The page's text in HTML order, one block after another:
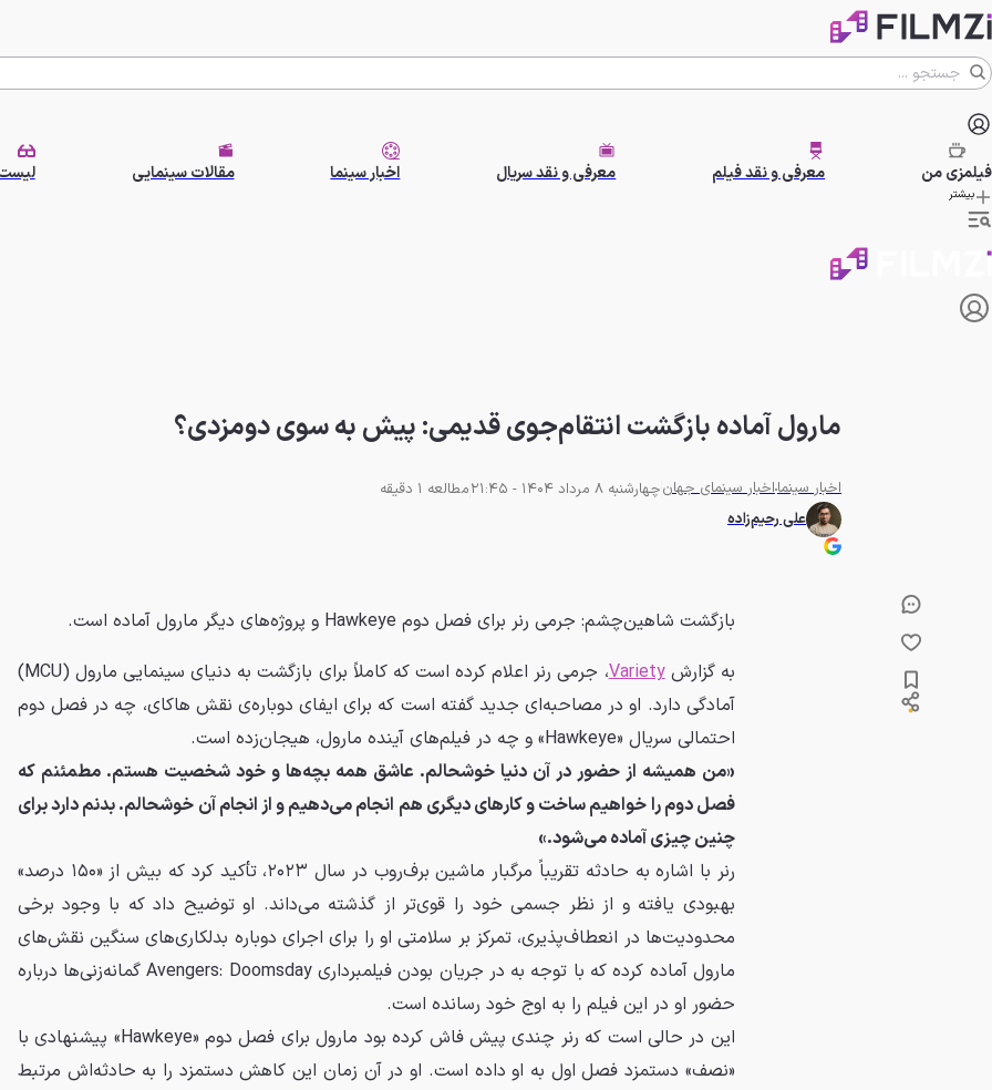
فیلمزیمن معرفی و نقد فیلم معرفی و نقد سریال اخبار سینما مقالات سینمایی
بیشتر
مارول آماده بازگشت انتقام‌جوی قدیمی: پیش به سوی دومزدی؟
اخبار سینمااخبار سینمای جهانچهارشنبه 8 مرداد 1404 - 21:45
مطالعه 1 دقیقه
علی رحیم‌زاده
بازگشت شاهین‌چشم: جرمی رنر برای فصل دوم Hawkeye و پروژه‌های دیگر مارول آماده است.
به گزارشVariety
، جرمی رنر اعلام کرده است که کاملاً برای بازگشت به دنیای سینمایی مارول (MCU)
آمادگی دارد. او در مصاحبه‌ای جدید گفته است که برای ایفای دوباره‌ی نقش هاکای، چه در فصل دوم
احتمالی سریال «Hawkeye» و چه در فیلم‌های آینده مارول، هیجان‌زده است.
«من همیشه از حضور در آن دنیا خوشحالم. عاشق همه بچه‌ها و خود شخصیت هستم. مطمئنم که
فصل دوم را خواهیم ساخت و کارهای دیگری هم انجام می‌دهیم و از انجام آن خوشحالم. بدنم دارد برای
چنین چیزی آماده می‌شود.»
رنر با اشاره به حادثه تقریباً مرگبار ماشین برف‌روب در سال ۲۰۲۳، تأکید کرد که بیش از «۱۵۰ درصد»
بهبودی یافته و از نظر جسمی خود را قوی‌تر از گذشته می‌داند. او توضیح داد که با وجود برخی
محدودیت‌ها در انعطاف‌پذیری، تمرکز بر سلامتی او را برای اجرای دوباره بدلکاری‌های سنگین نقش‌های
مارول آماده کرده که با توجه به در جریان بودن فیلمبرداری Avengers: Doomsday گمانه‌زنی‌ها درباره
حضور او در این فیلم را به اوج خود رسانده است.
این در حالی است که رنر چندی پیش فاش کرده بود مارول برای فصل دوم «Hawkeye» پیشنهادی با
«نصف» دستمزد فصل اول به او داده است. او در آن زمان این کاهش دستمزد را به حادثه‌اش مرتبط